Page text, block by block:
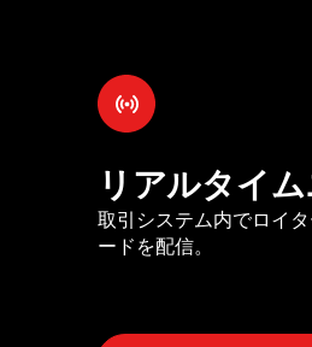
リアルタイ
取引システム内でロイ
ードを配信。